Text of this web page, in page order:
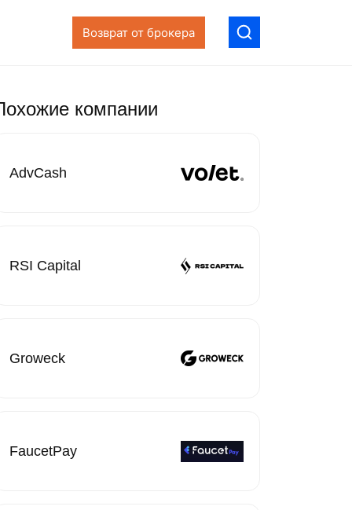
Возврат от брокера
компании
AdvCash
RSI Capital
Groweck
FaucetPay